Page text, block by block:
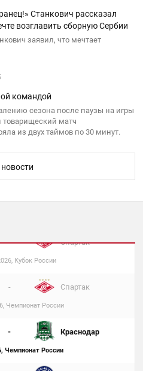
Станкович рассказал
возглавить сборную Сербии
заявил, что мечтает
командой
сезона после паузы на игры
товарищеский матч
из двух таймов по 30 минут.
новости
- Ростов
Чемпионат России
Чемпионат России
- Родина
Кубок России
- Оренбург
Чемпионат России
- Спартак
Кубок России
- Спартак
Чемпионат России
- Краснодар
Чемпионат России